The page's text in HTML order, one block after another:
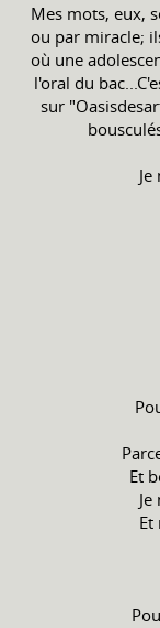
Mes mots, eux,
ou par miracle;
où une
l'oral du
sur
Et
Et